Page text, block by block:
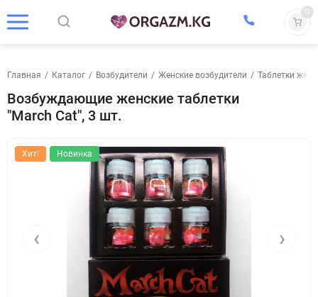
0
Главная / Каталог / Возбудители / Женские возбудители / Таблетки
Возбуждающие женские таблетки
"March Cat", 3 шт.
Хит! Новинка
‹ ›